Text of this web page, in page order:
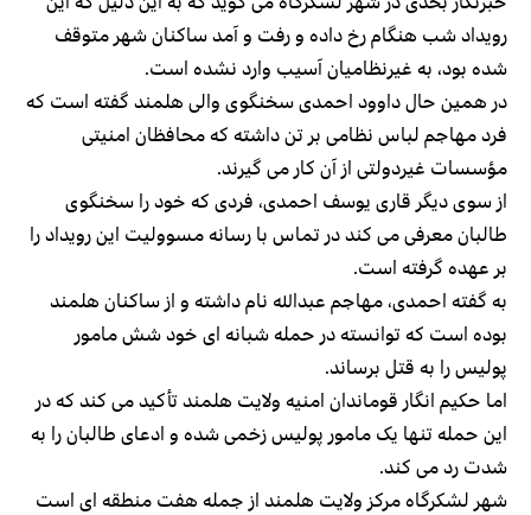
رویداد شب هنگام رخ داده و رفت و آمد ساکنان شهر متوقف
شده بود، به غیرنظامیان آسیب وارد نشده است.
در همین حال داوود احمدی سخنگوی والی هلمند گفته است که
فرد مهاجم لباس نظامی بر تن داشته که محافظان امنیتی
مؤسسات غیردولتی از آن کار می گیرند.
از سوی دیگر قاری یوسف احمدی، فردی که خود را سخنگوی
طالبان معرفی می کند در تماس با رسانه مسوولیت این رویداد را
بر عهده گرفته است.
به گفته احمدی،‌ مهاجم عبدالله نام داشته و از ساکنان هلمند
بوده است که توانسته در حمله شبانه ای خود شش مامور
پولیس را به قتل برساند.
اما حکیم انگار قوماندان امنیه ولایت هلمند تأکید می کند که در
این حمله تنها یک مامور پولیس زخمی شده و ادعای طالبان را به
شدت رد می کند.
شهر لشکرگاه مرکز ولایت هلمند از جمله هفت منطقه ای است